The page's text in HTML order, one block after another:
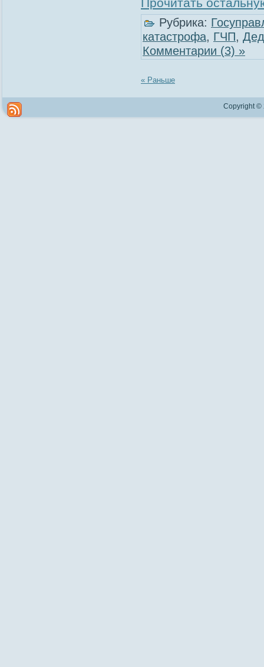
Прочитать
Рубрика:
катастрофа, ГЧП,
Комментарии (3) »
« Раньше
Copyright